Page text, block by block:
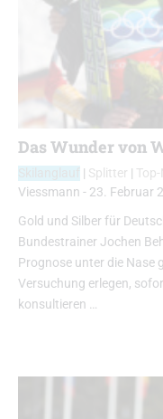
Das Wunder von
| Splitter |
Viessmann - 23. Februar
Gold und Silber für
Bundestrainer Jochen
Prognose unter die Nase
Versuchung erlegen,
konsultieren …